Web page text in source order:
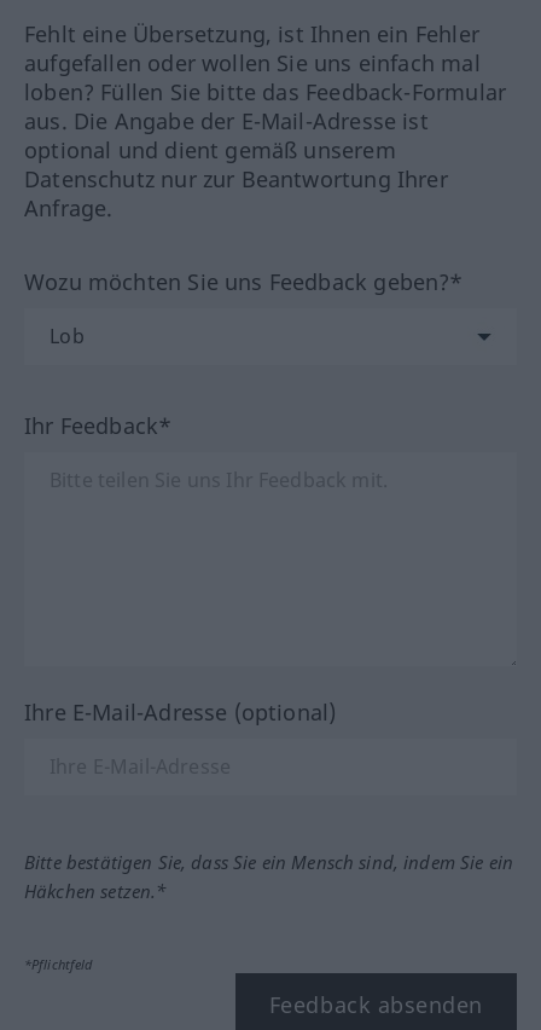
Fehlt eine Übersetzung, ist Ihnen ein Fehler
aufgefallen oder wollen Sie uns einfach mal
loben? Füllen Sie bitte das Feedback-Formular
aus. Die Angabe der E-Mail-Adresse ist
optional und dient gemäß unserem
Datenschutz nur zur Beantwortung Ihrer
Anfrage.
Wozu möchten Sie uns Feedback geben?*
Ihr Feedback*
Ihre E-Mail-Adresse (optional)
Bitte bestätigen Sie, dass Sie ein Mensch sind, indem Sie ein
Häkchen setzen.*
*Pflichtfeld
Feedback absenden